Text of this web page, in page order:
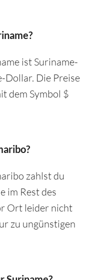
ist Suriname-
Dollar. Die Preise
dem Symbol $
zahlst du
im Rest des
Ort leider nicht
zu ungünstigen